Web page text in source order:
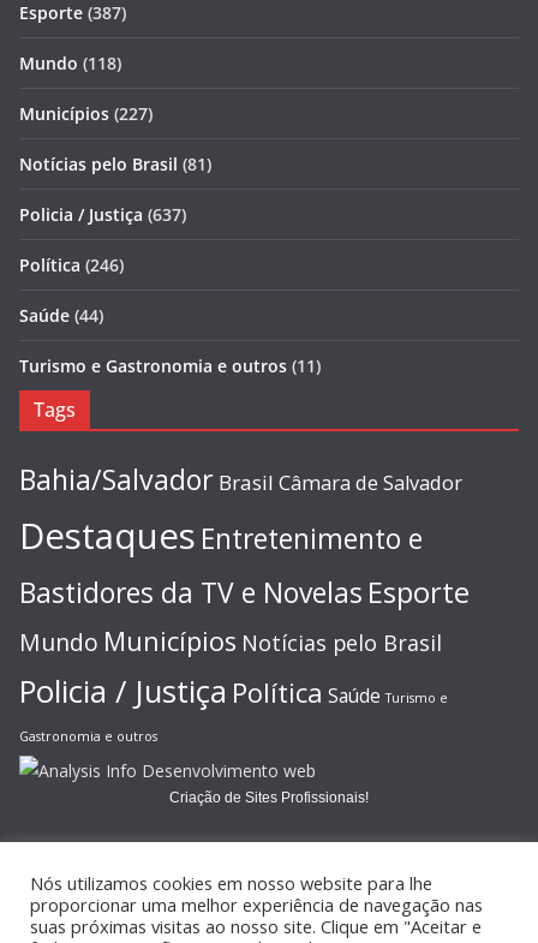
Esporte (387)
Mundo (118)
Municípios (227)
Notícias pelo Brasil (81)
Policia / Justiça (637)
Política (246)
Saúde (44)
Turismo e Gastronomia e outros (11)
Tags
Bahia/Salvador Brasil Câmara de Salvador
Destaques Entretenimento e
Bastidores da TV e Novelas Esporte
Mundo Municípios Notícias pelo Brasil
Policia / Justiça Política Saúde Turismo e
Gastronomia e outros
Criação de Sites Profissionais!
Nós utilizamos cookies em nosso website para lhe
proporcionar uma melhor experiência de navegação nas
suas próximas visitas ao nosso site. Clique em "Aceitar e